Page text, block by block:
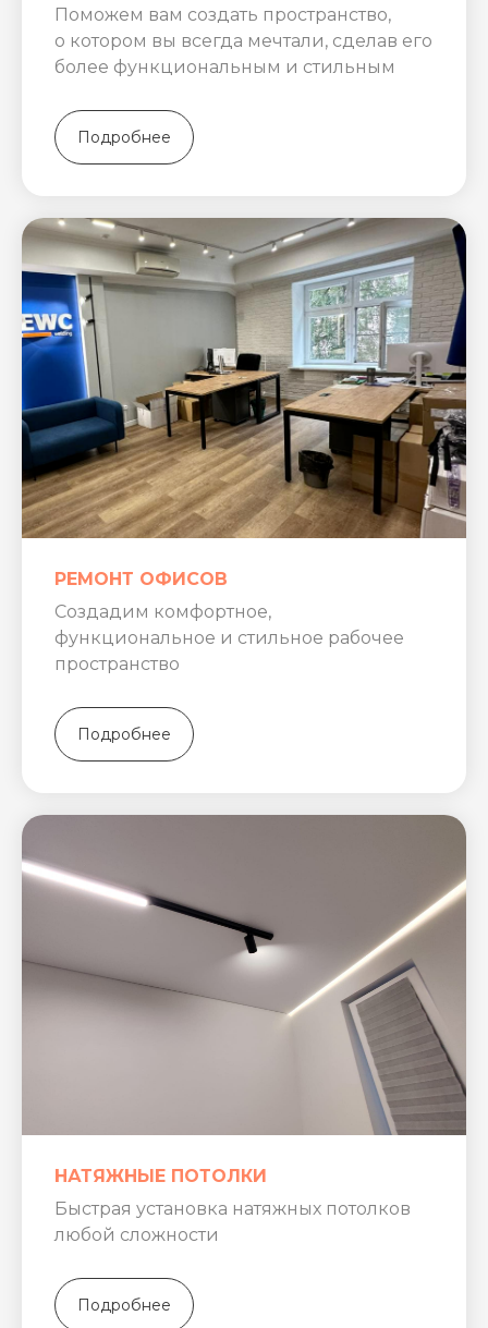
Поможем вам создать пространство,
о котором вы всегда мечтали, сделав его
более функциональным и стильным
Подробнее
РЕМОНТ ОФИСОВ
Создадим комфортное,
функциональное и стильное рабочее
пространство
Подробнее
НАТЯЖНЫЕ ПОТОЛКИ
Быстрая установка натяжных потолков
любой сложности
Подробнее